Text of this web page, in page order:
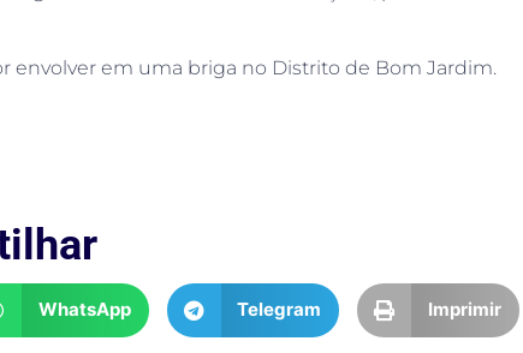
envolver em uma briga no Distrito de Bom Jardim.
WhatsApp Telegram Imprimir